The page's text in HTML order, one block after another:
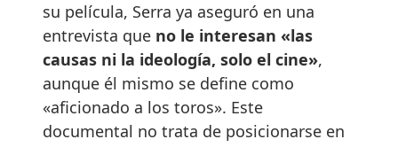
su película, Serra ya aseguró en una
entrevista que no le interesan «las
causas ni la ideología, solo el cine»,
aunque él mismo se define como
«aficionado a los toros». Este
documental no trata de posicionarse en